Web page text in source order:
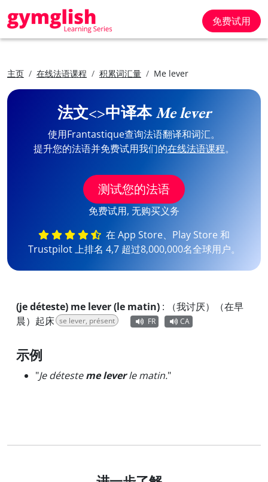
免费试用
主页 在线法语课程 积累词汇量 Me lever
法文<>中译本Me lever
使用Frantastique查询法语翻译和词汇。
提升您的法语并免费试用我们的在线法语课程。
测试您的法语
免费试用, 无购买义务
在 App Store、Play Store 和
Trustpilot 上排名 4,7 超过8,000,000名全球用户。
(je déteste) me lever (le matin) :
（我讨厌）（在早
晨）起床 se lever, présent FR CA
示例
"Je détesteme leverle matin."